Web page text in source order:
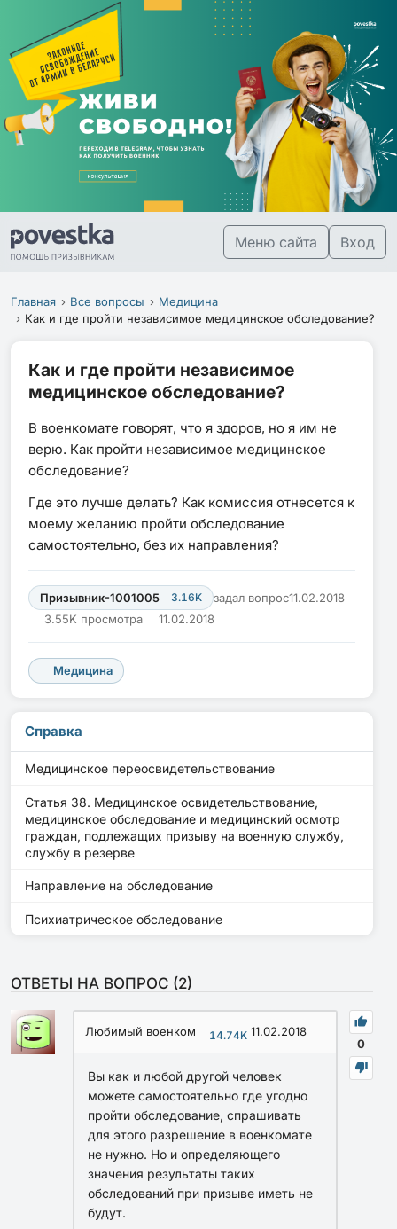
Меню сайта Вход
Главная Все вопросы
Медицина
Как и где пройти независимое медицинское обследование?
Как и где пройти независимое
медицинское обследование?
В военкомате говорят, что я здоров, но я им не
верю. Как пройти независимое медицинское
обследование?
Где это лучше делать? Как комиссия отнесется к
моему желанию пройти обследование
самостоятельно, без их направления?
Призывник-1001005 3.16K задал вопрос11.02.2018
3.55K просмотра
11.02.2018
Медицина
Справка
Медицинское переосвидетельствование
Статья 38. Медицинское освидетельствование,
медицинское обследование и медицинский осмотр
граждан, подлежащих призыву на военную службу,
службу в резерве
Направление на обследование
Психиатрическое обследование
ОТВЕТЫ НА ВОПРОС (2)
0
Любимый военком 14.74K 11.02.2018
Вы как и любой другой человек
можете самостоятельно где угодно
пройти обследование, спрашивать
для этого разрешение в военкомате
не нужно. Но и определяющего
значения результаты таких
обследований при призыве иметь не
будут.